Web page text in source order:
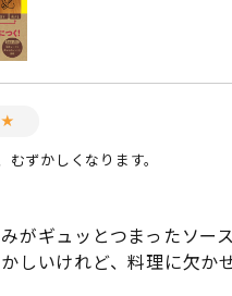
むずかしくなります。
がギュッとつまったソース
しいけれど、料理に欠か